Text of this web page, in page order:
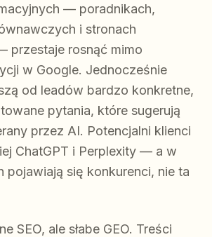
— poradnikach,
i stronach
przestaje rosnąć mimo
w Google. Jednocześnie
od leadów bardzo konkretne,
pytania, które sugerują
przez AI. Potencjalni klienci
ChatGPT i Perplexity — a w
pojawiają się konkurenci, nie ta
SEO, ale słabe GEO. Treści